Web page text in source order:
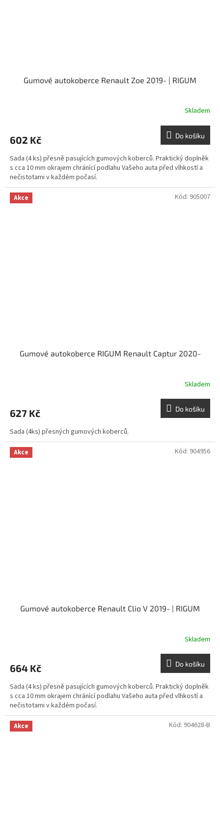
Gumové autokoberce Renault Zoe 2019- | RIGUM
Skladem
602 Kč Do košíku
Sada (4 ks) přesně pasujících gumových koberců. Praktický doplněk
s cca 10 mm okrajem chránící podlahu Vašeho auta před vlhkostí a
nečistotami v každém počasí.
Akce
Gumové autokoberce RIGUM Renault Captur 2020-
Skladem
627 Kč Do košíku
Sada (4ks) přesných gumových koberců.
Kód: 905007
Akce
Gumové autokoberce Renault Clio V 2019- | RIGUM
Skladem
664 Kč Do košíku
Sada (4 ks) přesně pasujících gumových koberců. Praktický doplněk
s cca 10 mm okrajem chránící podlahu Vašeho auta před vlhkostí a
nečistotami v každém počasí.
Kód: 904956
Akce Kód: 904628-B